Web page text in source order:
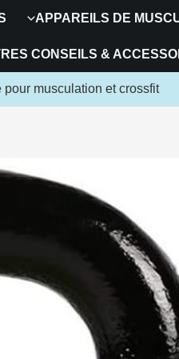
APPAREILS DE
CONSEILS &
musculation et crossfit